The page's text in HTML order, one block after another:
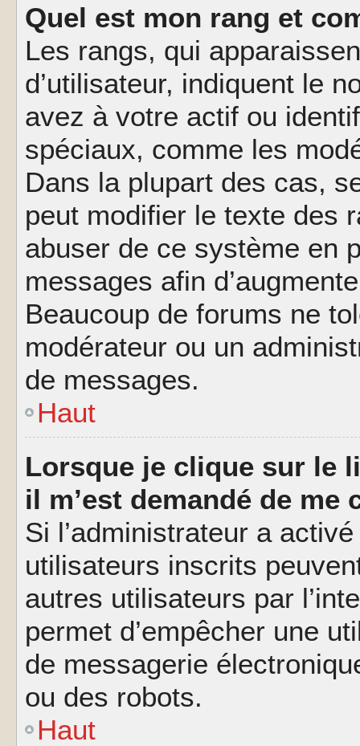
Quel est mon rang et
Les rangs, qui
d’utilisateur, indiquent le
avez à votre actif ou
spéciaux, comme les
Dans la plupart des cas,
peut modifier le texte des
abuser de ce système en
messages afin
Beaucoup de forums ne
modérateur ou un
de messages.
Haut
Lorsque je clique sur le
il m’est demandé de me
Si l’administrateur a
utilisateurs inscrits
autres utilisateurs par
permet d’empêcher une
de messagerie
ou des robots.
Haut